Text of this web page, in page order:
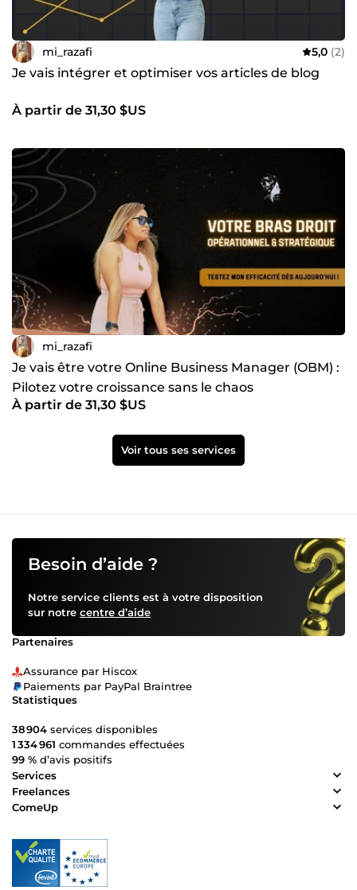
mi_razafi 5,0 (2)
Je vais intégrer et optimiser vos articles de blog
À partir de 31,30 $US
mi_razafi
Je vais être votre Online Business Manager (OBM) :
Pilotez votre croissance sans le chaos
À partir de 31,30 $US
Voir tous ses services
Besoin d’aide ?
Notre service clients est à votre disposition
sur notre centre d’aide
Partenaires
Assurance par Hiscox
Paiements par PayPal Braintree
Statistiques
38 904 services disponibles
1 334 961 commandes effectuées
99 % d’avis positifs
Services
Freelances
ComeUp